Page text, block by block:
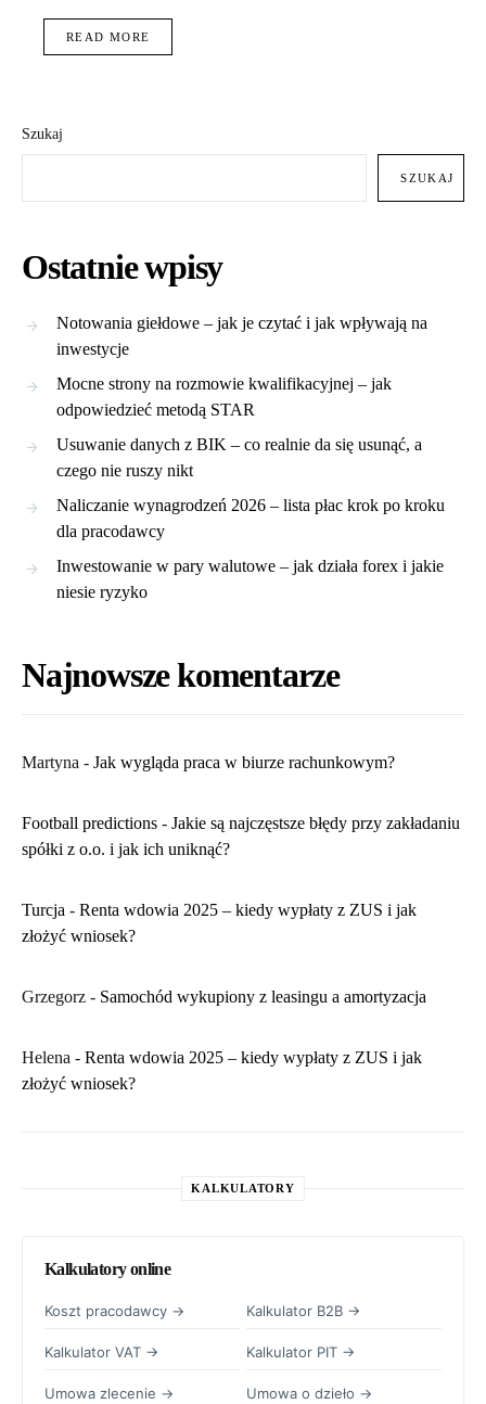
READ MORE
Szukaj
SZUKAJ
Ostatnie wpisy
Notowania giełdowe – jak je czytać i jak wpływają na
inwestycje
Mocne strony na rozmowie kwalifikacyjnej – jak
odpowiedzieć metodą STAR
Usuwanie danych z BIK – co realnie da się usunąć, a
czego nie ruszy nikt
Naliczanie wynagrodzeń 2026 – lista płac krok po kroku
dla pracodawcy
Inwestowanie w pary walutowe – jak działa forex i jakie
niesie ryzyko
Najnowsze komentarze
Martyna - ​Jak wygląda praca w biurze rachunkowym?
Football predictions - Jakie są najczęstsze błędy przy zakładaniu
spółki z o.o. i jak ich uniknąć?
Turcja - Renta wdowia 2025 – kiedy wypłaty z ZUS i jak
złożyć wniosek?
Grzegorz - Samochód wykupiony z leasingu a amortyzacja
Helena - Renta wdowia 2025 – kiedy wypłaty z ZUS i jak
złożyć wniosek?
KALKULATORY
Kalkulatory online
Koszt pracodawcy → Kalkulator B2B →
Kalkulator VAT → Kalkulator PIT →
Umowa zlecenie → Umowa o dzieło →